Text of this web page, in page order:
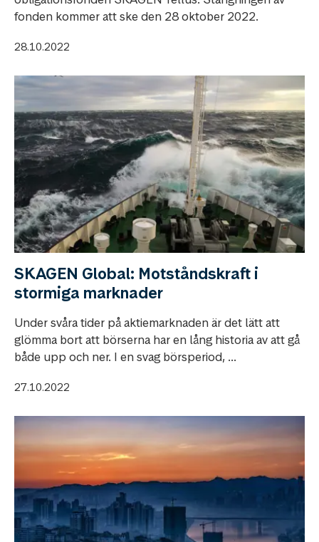
fonden kommer att ske den 28 oktober 2022.
28.10.2022
SKAGEN Global: Motståndskraft i
stormiga marknader
Under svåra tider på aktiemarknaden är det lätt att
glömma bort att börserna har en lång historia av att gå
både upp och ner. I en svag börsperiod, ...
27.10.2022